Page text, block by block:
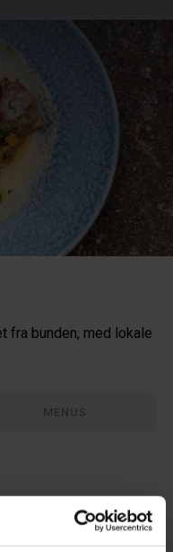
fra bunden, med lokale
MENUS